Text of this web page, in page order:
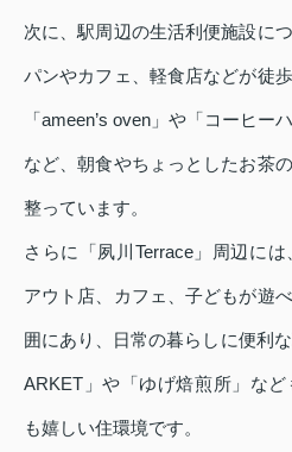
次に、駅周辺の生活利便施設に
パンやカフェ、軽食店などが徒
「ameen’s oven」や「コーヒ
など、朝食やちょっとしたお茶
整っています。
さらに「夙川Terrace」周辺に
アウト店、カフェ、子どもが遊
囲にあり、日常の暮らしに便利
ARKET」や「ゆげ焙煎所」な
も嬉しい住環境です。